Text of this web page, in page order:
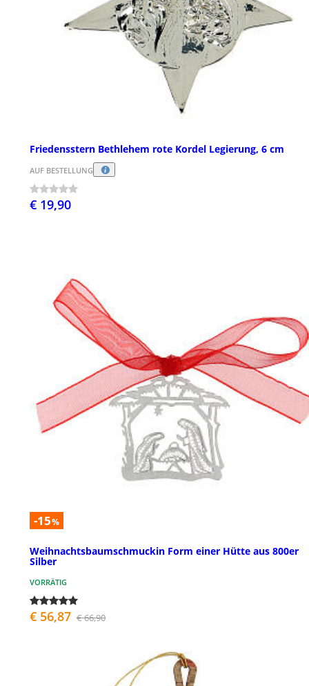
Friedensstern Bethlehem rote Kordel Legierung, 6 cm
AUF BESTELLUNG
€ 19,90
-15%
Weihnachtsbaumschmuckin Form einer Hütte aus 800er
Silber
VORRÄTIG
€ 56,87 € 66,90